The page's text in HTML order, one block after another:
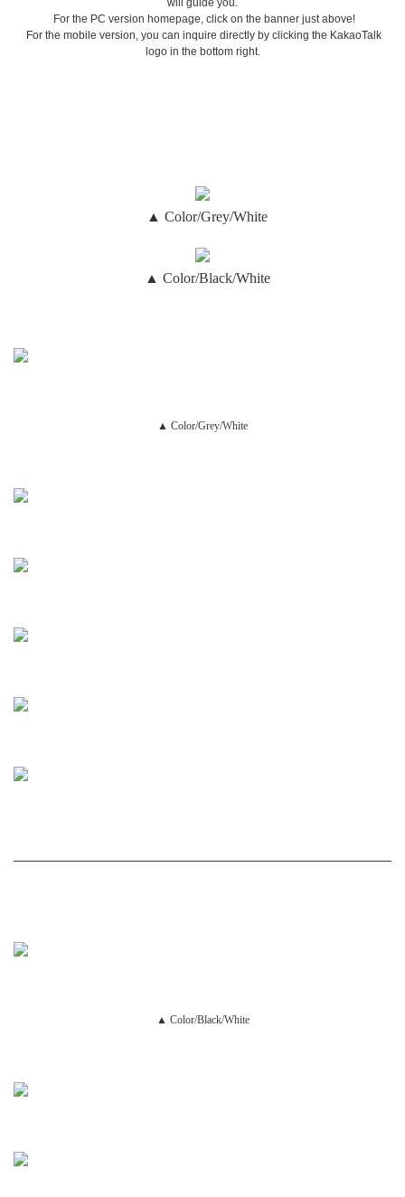
will guide you.
For the PC version homepage, click on the banner just above!
For the mobile version, you can inquire directly by clicking the KakaoTalk
logo in the bottom right.
▲ Color/Grey/White
▲ Color/Black/White
▲ Color/Grey/White
▲ Color/Black/White